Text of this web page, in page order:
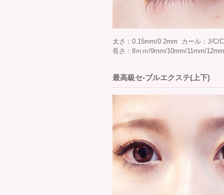
太さ：0.15mm/0.2mm カール：J/C/
長さ：8ｍｍ/9mm/10mm/11mm/
最高級セ-ブルエクステ(上下)